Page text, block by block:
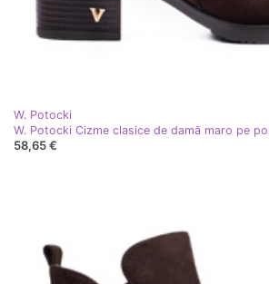
W. Potocki
W. Potocki Cizme clasice de damă maro pe
58,65 €